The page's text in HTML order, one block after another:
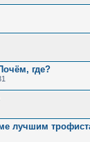
где?
лучшим